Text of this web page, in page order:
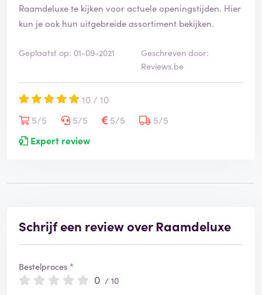
Raamdeluxe te kijken voor actuele openingstijden. Hier
kun je ook hun uitgebreide assortiment bekijken.
Geplaatst op: 01-09-2021
Geschreven door:
Reviews.be
10 / 10
5/5
5/5 5/5
5/5
Expert review
Schrijf een review over Raamdeluxe
Bestelproces *
0 / 10